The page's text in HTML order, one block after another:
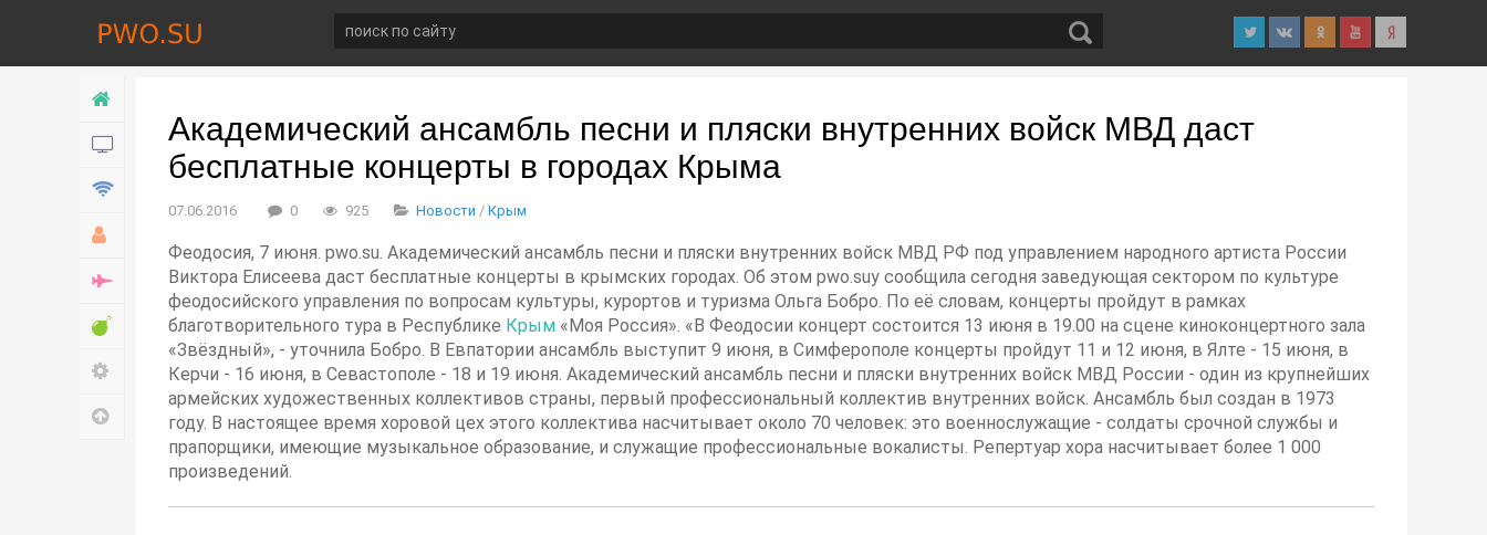
Новости
Война
Развлечение
Настройки
Наверх
Академический ансамбль песни и пляски внутренних войск МВД даст
бесплатные концерты в городах Крыма
07.06.2016 0 925 Новости / Крым
Феодосия, 7 июня. pwo.su. Академический ансамбль песни и пляски внутренних войск МВД РФ под управлением народного артиста России
Виктора Елисеева даст бесплатные концерты в крымских городах. Об этом pwo.suу сообщила сегодня заведующая сектором по культуре
феодосийского управления по вопросам культуры, курортов и туризма Ольга Бобро. По её словам, концерты пройдут в рамках
благотворительного тура в Республике Крым «Моя Россия». «В Феодосии концерт состоится 13 июня в 19.00 на сцене киноконцертного зала
«Звёздный», - уточнила Бобро. В Евпатории ансамбль выступит 9 июня, в Симферополе концерты пройдут 11 и 12 июня, в Ялте - 15 июня, в
Керчи - 16 июня, в Севастополе - 18 и 19 июня. Академический ансамбль песни и пляски внутренних войск МВД России - один из крупнейших
армейских художественных коллективов страны, первый профессиональный коллектив внутренних войск. Ансамбль был создан в 1973
году. В настоящее время хоровой цех этого коллектива насчитывает около 70 человек: это военнослужащие - солдаты срочной службы и
прапорщики, имеющие музыкальное образование, и служащие профессиональные вокалисты. Репертуар хора насчитывает более 1 000
произведений.